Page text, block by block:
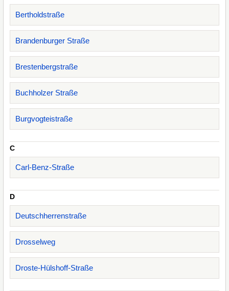
Bertholdstraße
Brandenburger Straße
Brestenbergstraße
Buchholzer Straße
Burgvogteistraße
C
Carl-Benz-Straße
D
Deutschherrenstraße
Drosselweg
Droste-Hülshoff-Straße